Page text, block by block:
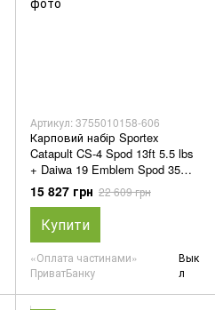
Артикул: 3755010158-606
Карповий набір Sportex
Catapult CS-4 Spod 13ft 5.5 lbs
+ Daiwa 19 Emblem Spod 35
SCW QD
15 827 грн 22 609 грн
Купити
«Оплата частинами»
ПриватБанку
Вык
л